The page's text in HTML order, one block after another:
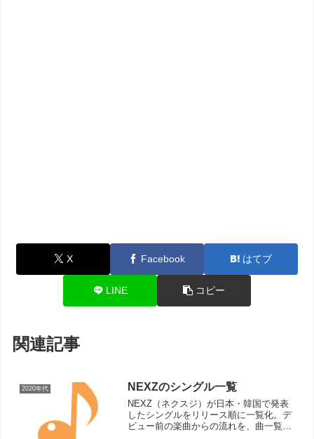
X Facebook はてブ
LINE コピー
関連記事
2020年代 NEXZのシングル一覧
NEXZ（ネクスジ）が日本・韓国で発表
したシングルをリリース順に一覧化。デ
ビュー前の楽曲からの流れを、曲一覧と